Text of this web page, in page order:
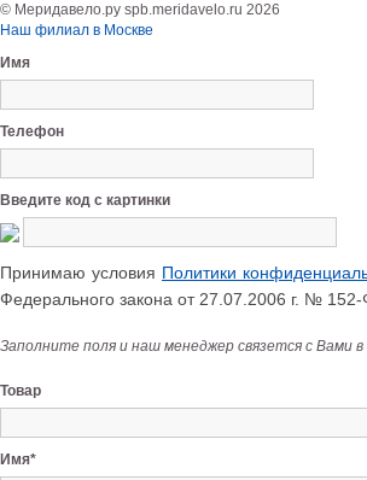
© Меридавело.ру spb.meridavelo.ru 2026
Наш филиал в Москве
Имя
Телефон
Введите код с картинки
Принимаю условия Политики
Федерального закона от 27.07.2006 г. № 152-
Заполните поля и наш менеджер связется с Вами
Товар
Имя*